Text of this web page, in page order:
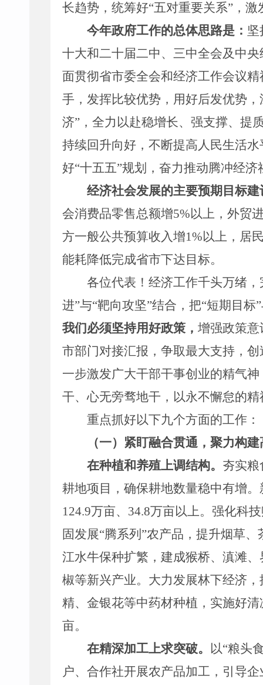
长趋势， 统筹好“五对重要关系” ， 激
今年政府工作的总体思路是：
十大和二十届二中、三中全会及中
面贯彻省市委全会和经济工作会议精
手，发挥比较优势，用好后发优势，
济” ，全力以赴稳增长、强支撑、提
持续回升向好，不断提高人民生活
好“十五五”规划 ，奋力推动腾冲经
经济社会发展的主要预期目标建
会消费品零售总额增5%以上，外贸
方一般公共预算收入增1%以上，居
能耗降低完成省市下达目标。
各位代表！ 经济工作千头万绪
进”与“靶向攻坚”结合，把“短期目标”
我们必须坚持用好政策， 增强政策
市部门对接汇报， 争取最大支持，
一步激发广大干部干事创业的精气神
干、心无旁骛地干，以永不懈怠的
重点抓好以下九个方面的工作：
（一）紧盯融合贯通，聚力构
在种植和养殖上调结构。 夯实
耕地项目，确保耕地数量稳中有增
124.9万亩、 34.8万亩以上。 强化科
固发展“腾系列 ”农产品，提升烟草、
江水牛保种扩繁， 建成猴桥、滇滩、
椒等新兴产业。大力发展林下经济
精、金银花等中药材种植，实施好
亩。
在精深加工上求突破。
以“粮头
户、合作社开展农产品加工，引导